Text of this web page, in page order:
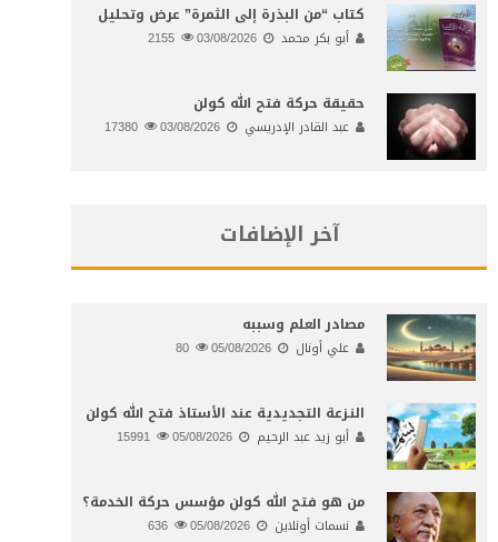
كتاب “من البذرة إلى الثمرة” عرض وتحليل
أبو بكر محمد 03/08/2026
حقيقة حركة فتح الله كولن
عبد القادر الإدريسي 03/08/2026
آخر الإضافات
مصادر العلم وسببه
علي أونال 05/08/2026
النـزعة التجديدية عند الأستاذ فتح الله كولن
أبو زيد عبد الرحيم 05/08/2026
من هو فتح الله كولن مؤسس حركة الخدمة؟
نسمات أونلاين 05/08/2026